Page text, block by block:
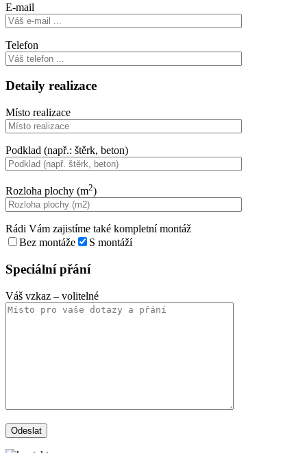
E-mail
Telefon
Detaily realizace
Místo realizace
Podklad (např.: štěrk, beton)
Rozloha plochy (m2)
Rádi Vám zajistíme také kompletní montáž
Bez montáže
S montáží
Speciální přání
Váš vzkaz – volitelné